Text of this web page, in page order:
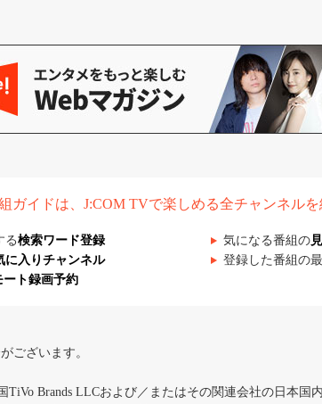
ガイドは、J:COM TVで楽しめる全チャンネル
る検索ワード登録 気になる番組の
に入りチャンネル 登録した番組の
ート録画予約
ございます。
Brands LLCおよび／またはその関連会社の日本国